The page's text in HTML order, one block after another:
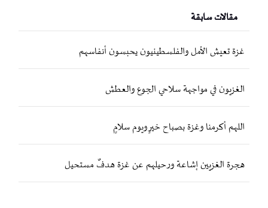
مقالات سابقة
غزة تعيش الأمل والفلسطينيون يحبسون أنفاسهم
الغزيون في مواجهة سلاحي الجوع والعطش
اللهم أكرمنا وغزة بصباح خيرٍ ويوم سلامٍ
هجرة الغزيين إشاعة ورحيلهم عن غزة هدفٌ مستحيل